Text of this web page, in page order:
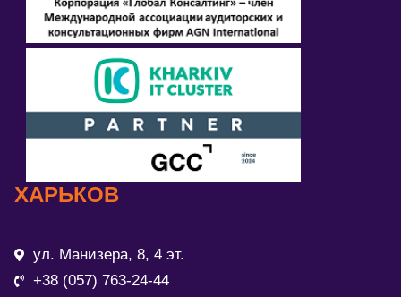
ХАРЬКОВ
ул. Манизера, 8, 4 эт.
+38 (057) 763-24-44